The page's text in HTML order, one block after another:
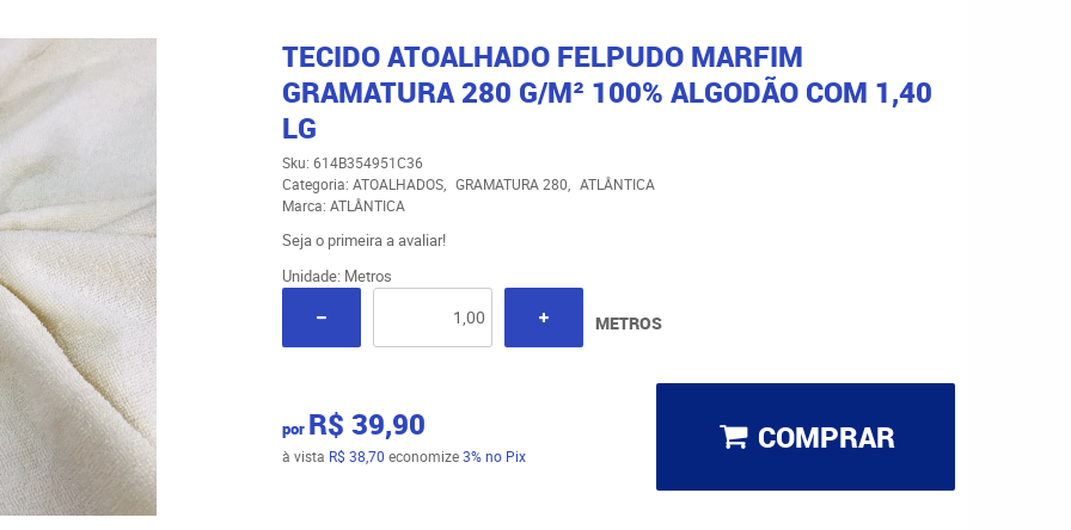
TECIDO ATOALHADO FELPUDO MARFIM
GRAMATURA 280 G/M² 100% ALGODÃO COM 1,40
LG
Sku: 614B354951C36
Categoria: ATOALHADOS GRAMATURA 280
ATLÂNTICA
Marca: ATLÂNTICA
Seja o primeira a avaliar!
Unidade: Metros
METROS
por R$ 39,90
à vista R$ 38,70 economize3% no Pix COMPRAR